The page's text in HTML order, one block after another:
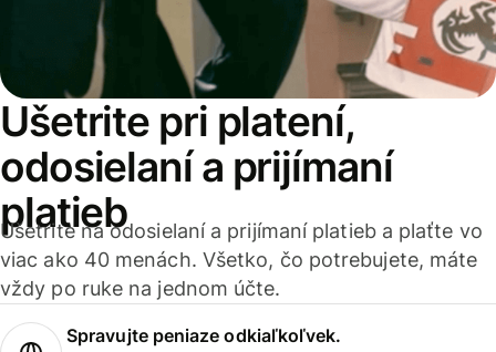
Ušetrite pri platení,
odosielaní a prijímaní
platieb
Ušetrite na odosielaní a prijímaní platieb a plaťte vo
viac ako 40 menách. Všetko, čo potrebujete, máte
vždy po ruke na jednom účte.
Spravujte peniaze odkiaľkoľvek.